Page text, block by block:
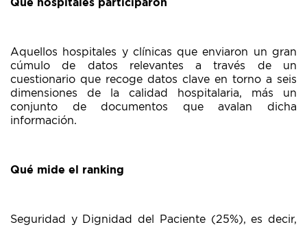
Qué hospitales participaron
Aquellos hospitales y clínicas que enviaron un gran
cúmulo de datos relevantes a través de un
cuestionario que recoge datos clave en torno a seis
dimensiones de la calidad hospitalaria, más un
conjunto de documentos que avalan dicha
información.
Qué mide el ranking
Seguridad y Dignidad del Paciente (25%), es decir,